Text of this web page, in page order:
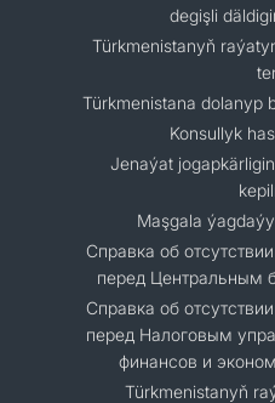
degişli
Türkmenistanyň
Türkmenistana dolanyp
Konsullyk
Jenaýat
Maşgala
Cправка об
перед Центральным
Справка об
перед Налоговым
финансов и
Türkmenistanyň